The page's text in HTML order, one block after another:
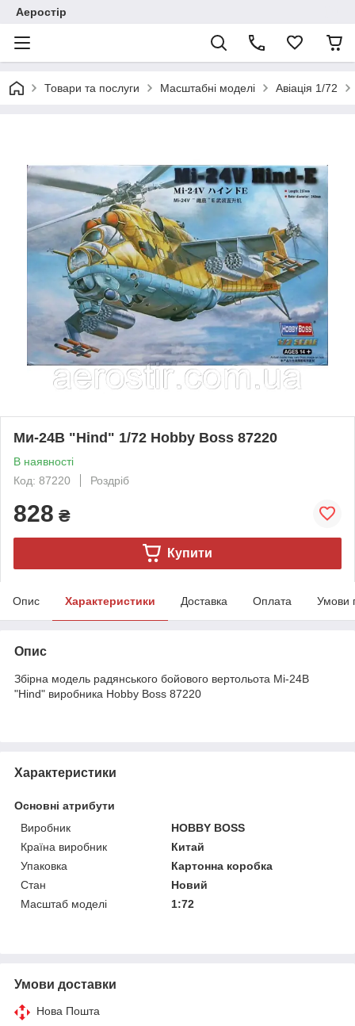
Аеростір
Товари та послуги Масштабні моделі Авіація 1/72
Ми-24В "Hind" 1/72 Hobby Boss 87220
В наявності
Код: 87220
Роздріб
828 ₴
Купити
Опис Характеристики Доставка Оплата Умови
Опис
Збірна модель радянського бойового вертольота Мі-24В
"Hind" виробника Hobby Boss 87220
Характеристики
Основні атрибути
Виробник
HOBBY BOSS
Країна виробник
Китай
Упаковка
Картонна коробка
Стан
Новий
Масштаб моделі
1:72
Умови доставки
Нова Пошта